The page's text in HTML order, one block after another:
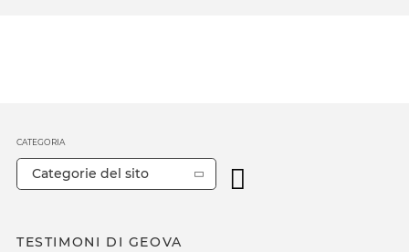
TESTIMONI DI GEOVA
CATEGORIA
Categorie del sito